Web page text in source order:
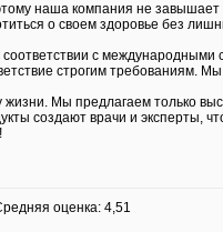
наша компания не
о своем здоровье без
с
строгим требованиям.
Мы предлагаем только
создают врачи и эксперты,
оценка: 4,51